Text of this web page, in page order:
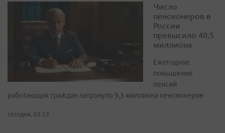
Число
пенсионеров в
России
превысило 40,5
миллиона
Ежегодное
повышение
пенсий
работающих граждан затронуло 9,3 миллиона пенсионеров
сегодня, 03:23